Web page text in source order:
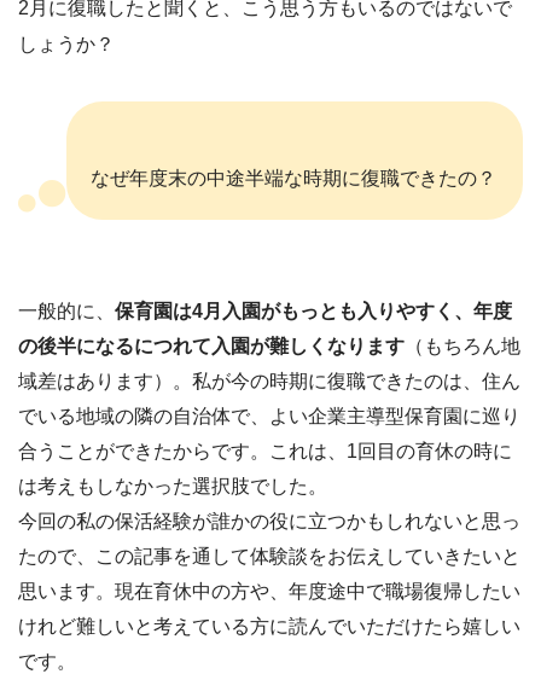
2月に復職したと聞くと、こう思う方もいるのではないで
しょうか？
なぜ年度末の中途半端な時期に復職できたの？
一般的に、 保育園は4月入園がもっとも入りやすく、年度
の後半になるにつれて入園が難しくなります （もちろん地
域差はあります）。私が今の時期に復職できたのは、住ん
でいる地域の隣の自治体で、よい企業主導型保育園に巡り
合うことができたからです。これは、1回目の育休の時に
は考えもしなかった選択肢でした。
今回の私の保活経験が誰かの役に立つかもしれないと思っ
たので、この記事を通して体験談をお伝えしていきたいと
思います。現在育休中の方や、年度途中で職場復帰したい
けれど難しいと考えている方に読んでいただけたら嬉しい
です。